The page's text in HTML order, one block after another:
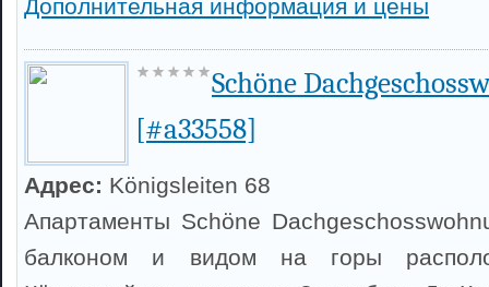
Дополнительная информация и цены
Schöne
[#a33558]
Адрес: Königsleiten 68
Апартаменты Schöne
балконом и видом на горы